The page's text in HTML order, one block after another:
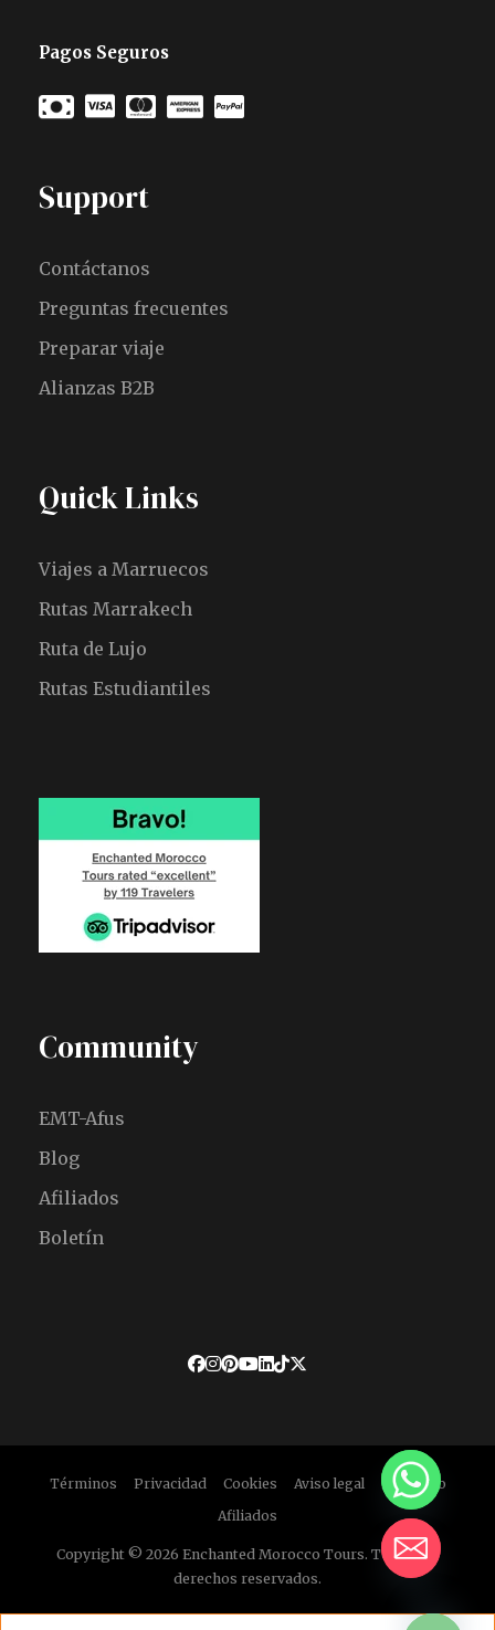
Pagos Seguros
Support
Contáctanos
Preguntas frecuentes
Preparar viaje
Alianzas B2B
Quick Links
Viajes a Marruecos
Rutas Marrakech
Ruta de Lujo
Rutas Estudiantiles
Community
EMT-Afus
Blog
Afiliados
Boletín
Términos Privacidad Cookies Aviso legal
Descargo
Afiliados
Copyright © 2026 Enchanted Morocco Tours. Todos los
derechos reservados.